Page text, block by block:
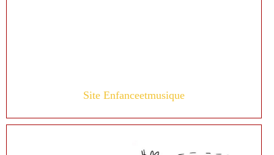
Site Enfanceetmusique